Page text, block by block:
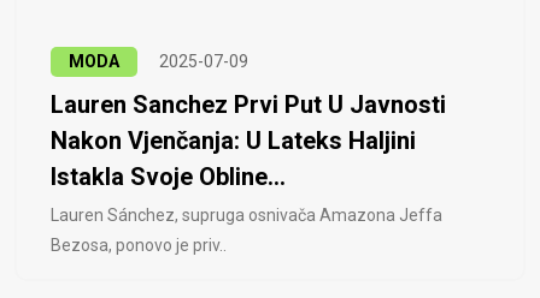
MODA 2025-07-09
Lauren Sanchez Prvi Put U Javnosti
Nakon Vjenčanja: U Lateks Haljini
Istakla Svoje Obline...
Lauren Sánchez, supruga osnivača Amazona Jeffa
Bezosa, ponovo je priv..